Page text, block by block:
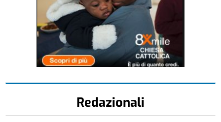
Redazionali